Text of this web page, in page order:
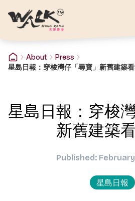
About
Press
星島日報：穿梭灣仔「尋寶」新舊建築
星島日報：穿梭
新舊建築
Published:
星島日報